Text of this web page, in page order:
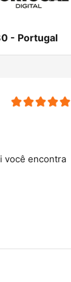
- Portugal
você encontra